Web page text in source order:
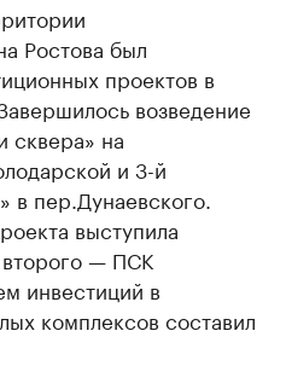
Ростова был
проектов в
возведение
сквера» на
и 3-й
в пер.Дунаевского.
выступила
— ПСК
инвестиций в
комплексов составил